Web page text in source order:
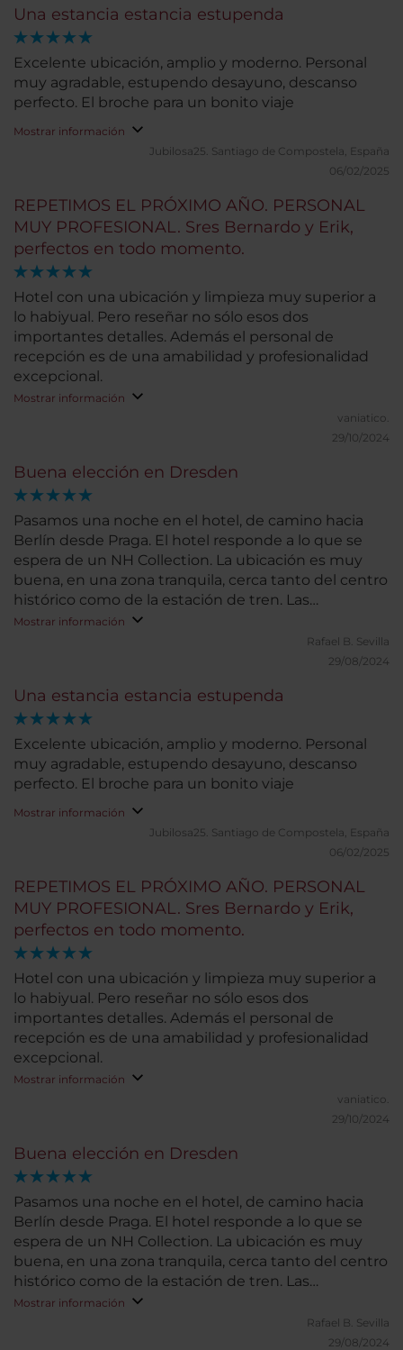
estancia fue muy corta, por lo que no podemos
valorar otros servicios.
Una estancia estancia estupenda
Excelente ubicación, amplio y moderno. Personal
muy agradable, estupendo desayuno, descanso
perfecto. El broche para un bonito viaje
Mostrar información
Jubilosa25. Santiago de Compostela, España
06/02/2025
REPETIMOS EL PRÓXIMO AÑO. PERSONAL
MUY PROFESIONAL. Sres Bernardo y Erik,
perfectos en todo momento.
Hotel con una ubicación y limpieza muy superior a
lo habiyual. Pero reseñar no sólo esos dos
importantes detalles. Además el personal de
recepción es de una amabilidad y profesionalidad
excepcional.
Mostrar información
vaniatico.
29/10/2024
Buena elección en Dresden
Pasamos una noche en el hotel, de camino hacia
Berlín desde Praga. El hotel responde a lo que se
espera de un NH Collection. La ubicación es muy
buena, en una zona tranquila, cerca tanto del centro
histórico como de la estación de tren. Las
habitaciones son amplias y muy confortables. Las
dos habitaciones que ocupamos tenían bañera,
aunque habríamos preferido ducha. El bufé de
estancia fue muy corta, por lo que no podemos
valorar otros servicios.
Mostrar información
Rafael B. Sevilla
29/08/2024
Una estancia estancia estupenda
Excelente ubicación, amplio y moderno. Personal
muy agradable, estupendo desayuno, descanso
perfecto. El broche para un bonito viaje
Mostrar información
Jubilosa25. Santiago de Compostela, España
06/02/2025
REPETIMOS EL PRÓXIMO AÑO. PERSONAL
MUY PROFESIONAL. Sres Bernardo y Erik,
perfectos en todo momento.
Hotel con una ubicación y limpieza muy superior a
lo habiyual. Pero reseñar no sólo esos dos
importantes detalles. Además el personal de
recepción es de una amabilidad y profesionalidad
excepcional.
Mostrar información
vaniatico.
29/10/2024
Buena elección en Dresden
Pasamos una noche en el hotel, de camino hacia
Berlín desde Praga. El hotel responde a lo que se
espera de un NH Collection. La ubicación es muy
buena, en una zona tranquila, cerca tanto del centro
histórico como de la estación de tren. Las
habitaciones son amplias y muy confortables. Las
dos habitaciones que ocupamos tenían bañera,
aunque habríamos preferido ducha. El bufé de
Mostrar información
Rafael B. Sevilla
29/08/2024